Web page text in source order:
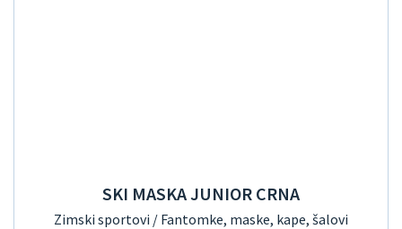
SKI MASKA JUNIOR CRNA
Zimski sportovi / Fantomke, maske, kape, šalovi